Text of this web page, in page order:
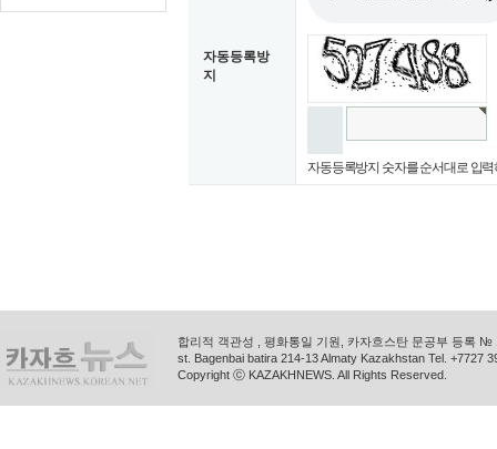
자동등록방
지
자동등록방지 숫자를 순서대로 입력
합리적 객관성 , 평화통일 기원, 카자흐스탄 문공부 등록
st. Bagenbai batira 214-13 Almaty Kazakhstan Tel. +7727
Copyright ⓒ KAZAKHNEWS. All Rights Reserved.